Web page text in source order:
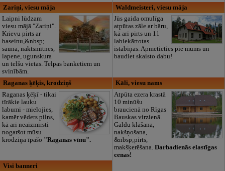
Zariņi, viesu māja
Laipni lūdzam
viesu mājā "Zariņi".
Krievu pirts ar
baseinu,&nbsp;
sauna, naktsmītnes,
lapene, ugunskura
un telšu vietas. Telpas banketiem un
svinībām.
Waldmeisteri, viesu māja
Jūs gaida omulīga
atpūtas zāle ar bāru,
kā arī pirts un 11
labiekārtotas
istabiņas. Apmetieties pie mums un
baudiet skaisto dabu!
Raganas ķēķis, krodziņš
Raganas ķēķī - tikai
tīrākie lauku
labumi - mielojies,
kamēr vēders pilns,
kā arī neaizmirsti
nogaršot mūsu
krodziņa īpašo "Raganas vīnu".
Kāli, viesu nams
Atpūta ezera krastā
10 minūšu
braucienā no Rīgas
Bauskas virzienā.
Galdu klāšana,
nakšņošana,
&nbsp;pirts,
makšķerēšana.Darbadienās elastīgas
cenas!
Visi banneri